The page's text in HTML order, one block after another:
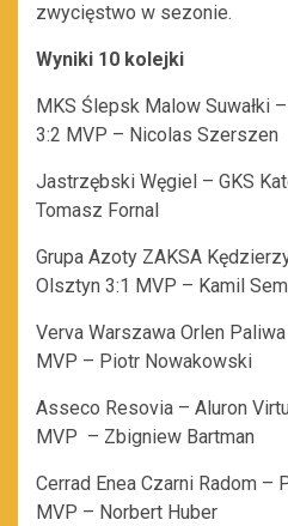
zwycięstwo w sezonie.
Wyniki 10 kolejki
MKS Ślepsk Malow Suwałki
3:2 MVP – Nicolas Szerszen
Jastrzębski Węgiel – GKS
Tomasz Fornal
Grupa Azoty ZAKSA
Olsztyn 3:1 MVP – Kamil
Verva Warszawa Orlen
MVP – Piotr Nowakowski
Asseco Resovia – Aluron
MVP – Zbigniew Bartman
Cerrad Enea Czarni Radom –
MVP – Norbert Huber